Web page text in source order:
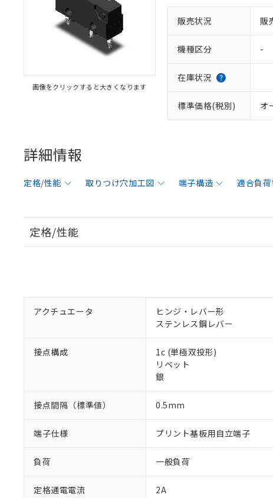
画像をクリックすると大きくなります
販売状況 販
機種区分 -
在庫状況
標準価格(税別) オ
詳細情報
定格/性能 取りつけ穴加工図 端子構造 適合負
定格/性能
アクチュエータ
ヒンジ・レバー形
ステンレス鋼レバー
接点構成
1c (単極双投形)
リベット
銀
接点間隔（標準値） 0.5mm
端子仕様 プリント基板用自立端子
負荷 一般負荷
定格通電電流 2A